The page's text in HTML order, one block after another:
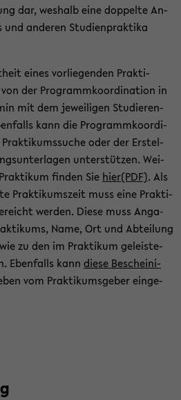
dar, wes­halb eine dop­pel­te An­
und an­de­ren Stu­di­en­prak­ti­ka
eines vor­lie­gen­den Prak­ti­
der Pro­gramm­ko­or­di­na­ti­on in
mit dem je­wei­li­gen Stu­die­ren­
kann die Pro­gramm­ko­or­di­
oder der Er­stel­
un­ter­stüt­zen. Wei­
fin­den Sie hier(PDF). Als
Prak­ti­kums­zeit muss eine Prak­ti­
wer­den. Diese muss An­ga­
Name, Ort und Ab­tei­lung
zu den im Prak­ti­kum ge­leis­te­
Eben­falls kann diese Be­schei­ni­
vom Prak­ti­kums­ge­ber ein­ge­